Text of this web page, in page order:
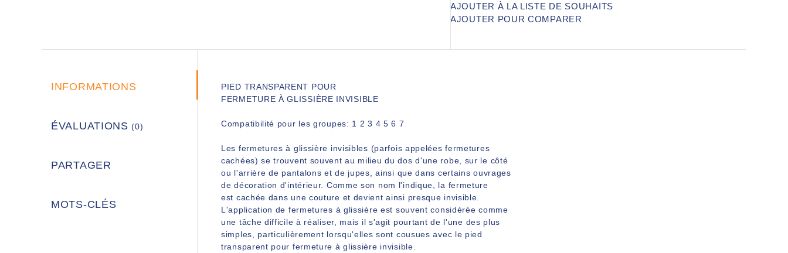
AJOUTER À LA LISTE DE SOUHAITS
AJOUTER POUR COMPARER
INFORMATIONS
ÉVALUATIONS(0)
PARTAGER
MOTS-CLÉS
PIED TRANSPARENT POUR
FERMETURE À GLISSIÈRE INVISIBLE
Compatibilité pour les groupes: 1 2 3 4 5 6 7
Les fermetures à glissière invisibles (parfois appelées fermetures
cachées) se trouvent souvent au milieu du dos d'une robe, sur le côté
ou l'arrière de pantalons et de jupes, ainsi que dans certains ouvrages
de décoration d'intérieur. Comme son nom l'indique, la fermeture
est cachée dans une couture et devient ainsi presque invisible.
L'application de fermetures à glissière est souvent considérée comme
une tâche difficile à réaliser, mais il s'agit pourtant de l'une des plus
simples, particulièrement lorsqu'elles sont cousues avec le pied
transparent pour fermeture à glissière invisible.